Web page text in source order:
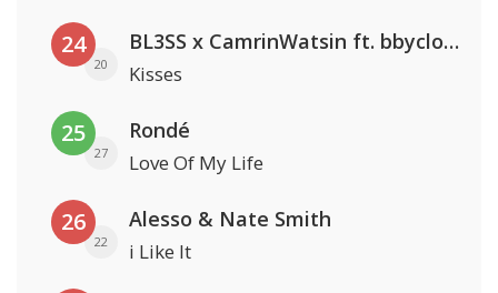
24
20
BL3SS x CamrinWatsin ft. bbyclose
Kisses
25
27
Rondé
Love Of My Life
26
22
Alesso & Nate Smith
i Like It